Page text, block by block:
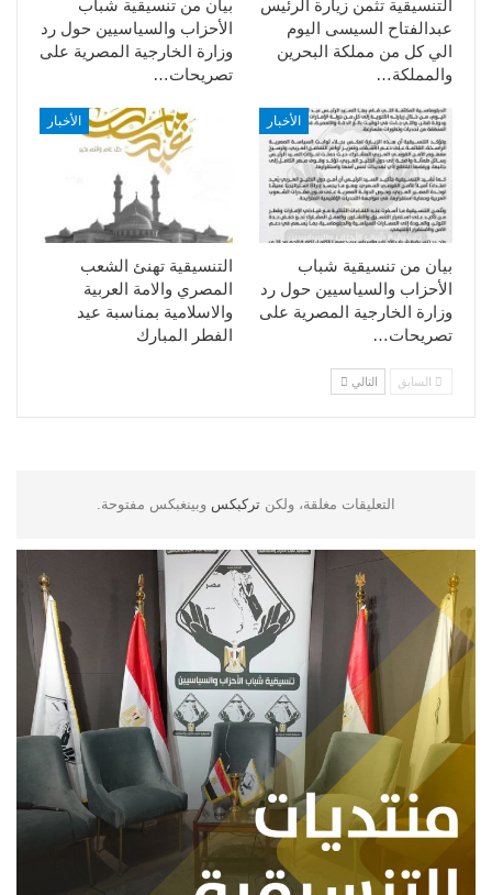
بيان من تنسيقية شباب
الأحزاب والسياسيين حول رد
وزارة الخارجية المصرية على
تصريحات…
التنسيقية تثمن زيارة الرئيس
عبدالفتاح السيسى اليوم
الي كل من مملكة البحرين
والمملكة…
الأخبار
التنسيقية تهنئ الشعب
المصري والامة العربية
والاسلامية بمناسبة عيد
الفطر المبارك
الأخبار
بيان من تنسيقية شباب
الأحزاب والسياسيين حول رد
وزارة الخارجية المصرية على
تصريحات…
السابق التالي
التعليقات مغلقة، ولكن تركبكس وبينغبكس مفتوحة.